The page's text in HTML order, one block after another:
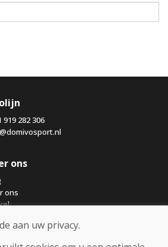
919 282 306
ons
ons
aan uw privacy.